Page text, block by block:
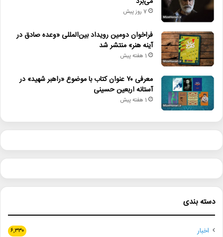
7 روز پیش
فراخوان دومین رویداد بین‌المللی «وعده صادق در
آینه هنر» منتشر شد
1 هفته پیش
معرفی ۷۰ عنوان کتاب با موضوع «راهبر شهید» در
آستانه اربعین حسینی
1 هفته پیش
دسته بندی
اخبار ۶,۳۳۰